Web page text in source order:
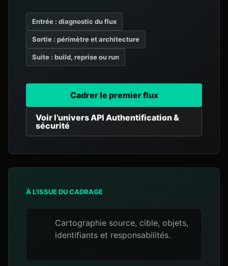
Entrée : diagnostic du flux
Sortie : périmètre et architecture
Suite : build, reprise ou run
Cadrer le premier flux
Voir l’univers API Authentification &
sécurité
À L’ISSUE DU CADRAGE
Cartographie source, cible, objets,
identifiants et responsabilités.